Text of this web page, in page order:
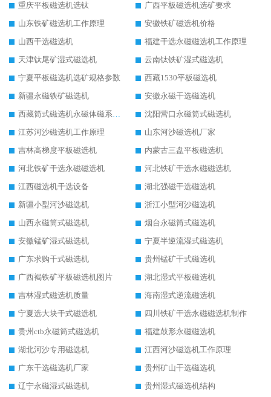
重庆平板磁选机选钛
广西平板磁选机选矿要求
山东铁矿磁选机工作原理
安徽铁矿磁选机价格
山西干选磁选机
福建干选永磁磁选机工作原理
天津钛尾矿湿式磁选机
云南钛铁矿湿式磁选机
宁夏平板磁选机选矿规格参数
西藏1530平板磁选机
新疆永磁铁矿磁选机
安徽永磁干选磁选机
西藏筒式磁选机永磁体磁系设计
沈阳营口永磁筒式磁选机
江苏河沙磁选机工作原理
山东河沙磁选机厂家
吉林高梯度平板磁选机
内蒙古三盘平板磁选机
河北铁矿干选永磁磁选机
河北铁矿干选永磁磁选机
江西磁选机干选设备
湖北强磁干选磁选机
新疆小型河沙磁选机
浙江小型河沙磁选机
山西永磁筒式磁选机
烟台永磁筒式磁选机
安徽锰矿湿式磁选机
宁夏半逆流湿式磁选机
广东求购干式磁选机
贵州锰矿干式磁选机
广西褐铁矿平板磁选机图片
湖北湿式平板磁选机
吉林湿式磁选机质量
海南湿式逆流磁选机
宁夏选大块干式磁选机
四川铁矿干选永磁磁选机制作
贵州ctb永磁筒式磁选机
福建鼓形永磁磁选机
湖北河沙专用磁选机
江西河沙磁选机工作原理
广东干选磁选机厂家
贵州矿山干选磁选机
辽宁永磁湿式磁选机
贵州湿式磁选机结构